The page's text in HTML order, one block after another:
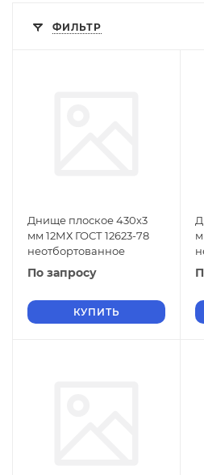
ФИЛЬТР
Днище плоское 430х3
мм 12МХ ГОСТ 12623-78
неотбортованное
По запросу
КУПИТЬ